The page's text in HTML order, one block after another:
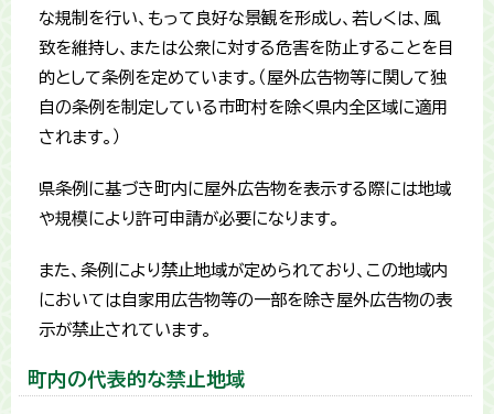
な規制を行い、もって良好な景観を形成し、若しくは、風
致を維持し、または公衆に対する危害を防止することを目
的として条例を定めています。（屋外広告物等に関して独
自の条例を制定している市町村を除く県内全区域に適用
されます。）
県条例に基づき町内に屋外広告物を表示する際には地域
や規模により許可申請が必要になります。
また、条例により禁止地域が定められており、この地域内
においては自家用広告物等の一部を除き屋外広告物の表
示が禁止されています。
町内の代表的な禁止地域